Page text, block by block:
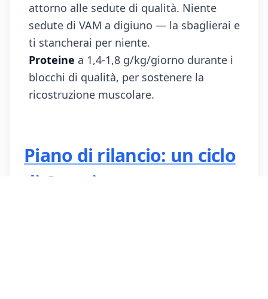
attorno alle sedute di qualità. Niente
sedute di VAM a digiuno — la sbaglierai e
ti stancherai per niente.
Proteine a 1,4-1,8 g/kg/giorno durante i
blocchi di qualità, per sostenere la
ricostruzione muscolare.
Piano di rilancio: un ciclo
di 6 settimane per